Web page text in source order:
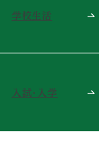
学校生活
入試･入学